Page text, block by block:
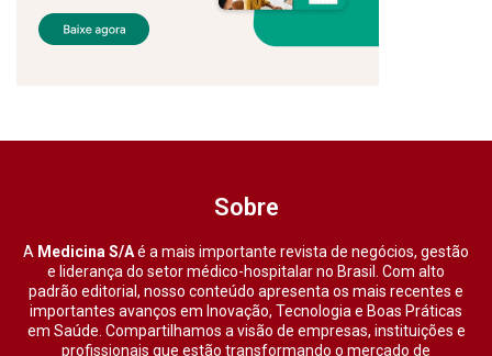
Sobre
A Medicina S/Aé a mais importante revista de negócios, gestão
e liderança do setor médico-hospitalar no Brasil. Com alto
padrão editorial, nosso conteúdo apresenta os mais recentes e
importantes avanços em Inovação, Tecnologia e Boas Práticas
em Saúde. Compartilhamos a visão de empresas, instituições e
profissionais que estão transformando o mercado de